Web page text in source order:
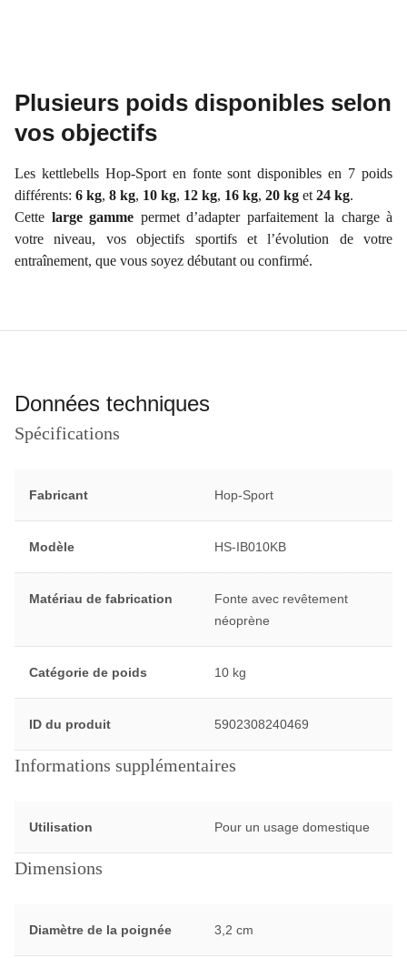
Plusieurs poids disponibles selon
vos objectifs
Les kettlebells Hop-Sport en fonte sont disponibles en 7 poids
différents: 6 kg, 8 kg, 10 kg, 12 kg, 16 kg, 20 kg et 24 kg.
Cette large gamme permet d’adapter parfaitement la charge à
votre niveau, vos objectifs sportifs et l’évolution de votre
entraînement, que vous soyez débutant ou confirmé.
Données techniques
Spécifications
Fabricant Hop-Sport
Modèle HS-IB010KB
Matériau de fabrication
Fonte avec revêtement
néoprène
Catégorie de poids 10 kg
ID du produit 5902308240469
Informations supplémentaires
Utilisation Pour un usage domestique
Dimensions
Diamètre de la poignée 3,2 cm